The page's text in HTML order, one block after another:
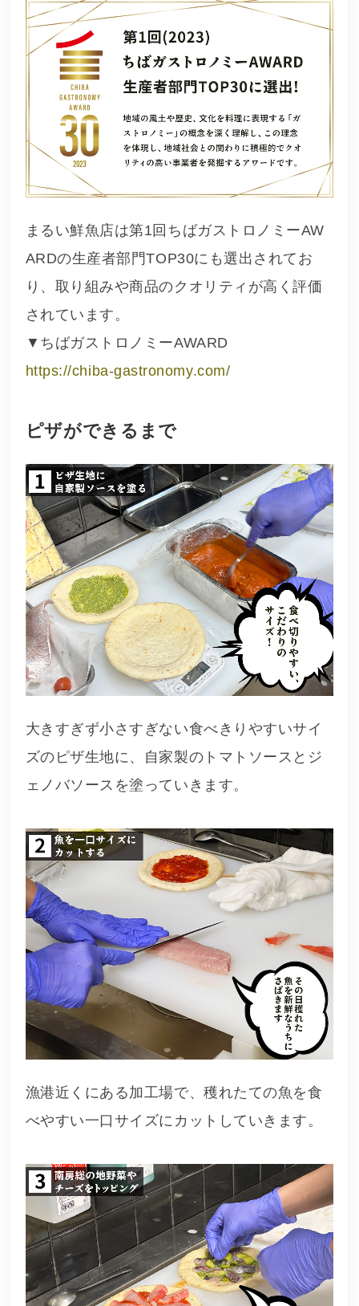
まるい鮮魚店は第1回ちばガストロノミーAW
ARDの生産者部門TOP30にも選出されてお
り、取り組みや商品のクオリティが高く評価
されています。
▼ちばガストロノミーAWARD
https://chiba-gastronomy.com/
ピザができるまで
大きすぎず小さすぎない食べきりやすいサイ
ズのピザ生地に、自家製のトマトソースとジ
ェノバソースを塗っていきます。
漁港近くにある加工場で、穫れたての魚を食
べやすい一口サイズにカットしていきます。